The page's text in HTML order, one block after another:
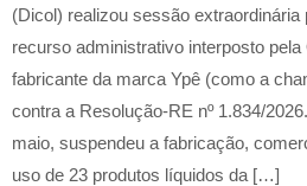
(Dicol) realizou sessão extraordinária
recurso administrativo interposto
fabricante da marca Ypê (como a
contra a Resolução-RE nº 1.834/
maio, suspendeu a fabricação,
uso de 23 produtos líquidos da […]